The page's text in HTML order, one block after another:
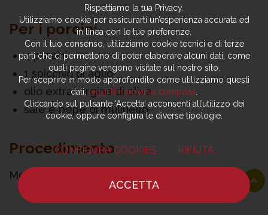
Per i porcini
4 porcini
1 spicchio di aglio
olio extravergine di oliva
sale e pepe di mulinello
Procedimento
Mondare i porcini, tagliare il gambo a dadini e
saltarlo in padella con olio e aglio in camicia;
Rispettiamo la tua Privacy.
Utilizziamo cookie per assicurarti un’esperienza accurata ed
in linea con le tue preferenze.
Con il tuo consenso, utilizziamo cookie tecnici e di terze
parti che ci permettono di poter elaborare alcuni dati, come
quali pagine vengono visitate sul nostro sito.
Per scoprire in modo approfondito come utilizziamo questi
dati,leggi l’informativa completa
Cliccando sul pulsante ‘Accetta’ acconsenti all’utilizzo dei
cookie, oppure configura le diverse tipologie.
CONFIGURA COOKIES RIFIUTA
ACCETTA